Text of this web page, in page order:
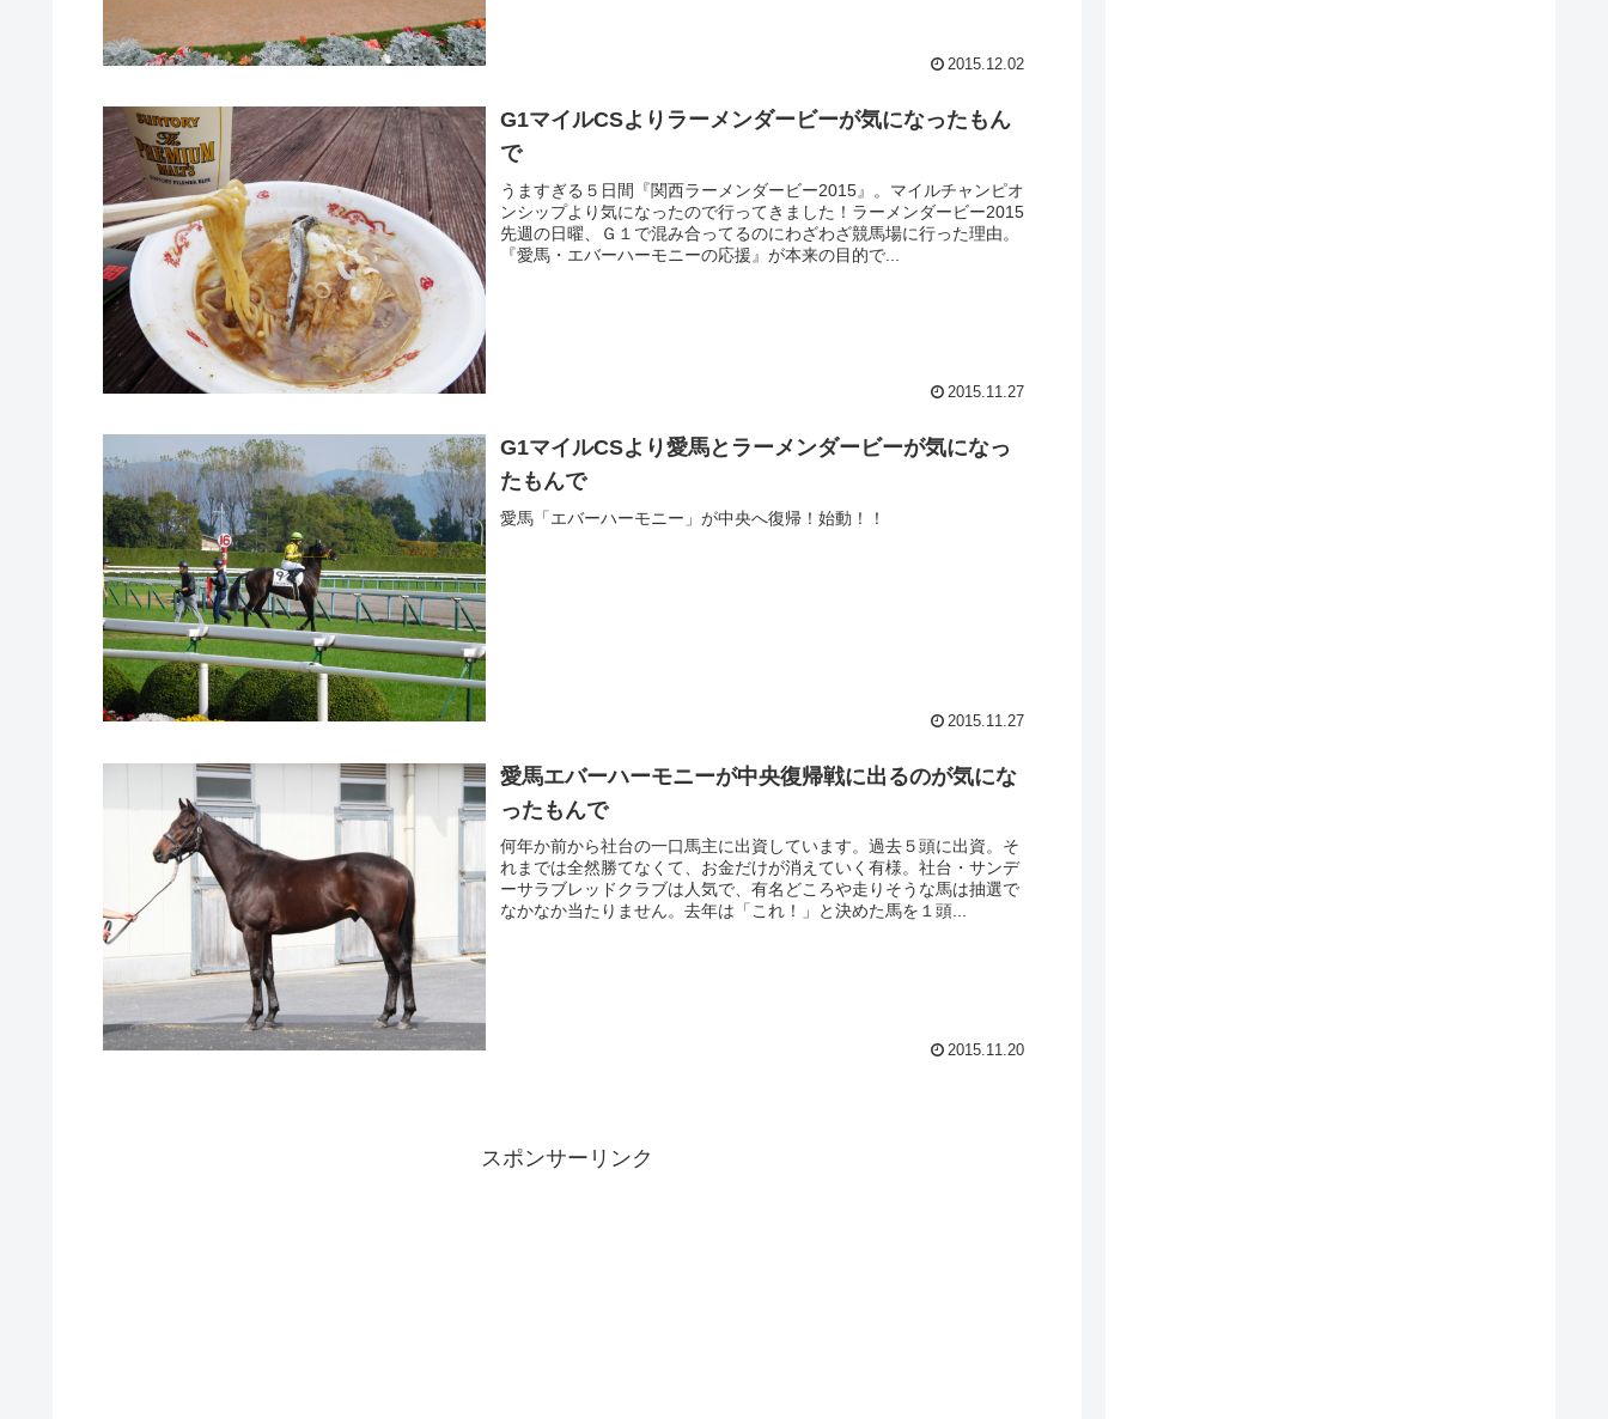
2015.12.02
G1マイルCSよりラーメンダービーが気になったもん
で
うますぎる５日間『関西ラーメンダービー2015』。マイルチャンピオ
ンシップより気になったので行ってきました！ラーメンダービー2015
先週の日曜、Ｇ１で混み合ってるのにわざわざ競馬場に行った理由。
『愛馬・エバーハーモニーの応援』が本来の目的で...
2015.11.27
G1マイルCSより愛馬とラーメンダービーが気になっ
たもんで
愛馬「エバーハーモニー」が中央へ復帰！始動！！
2015.11.27
愛馬エバーハーモニーが中央復帰戦に出るのが気にな
ったもんで
何年か前から社台の一口馬主に出資しています。過去５頭に出資。そ
れまでは全然勝てなくて、お金だけが消えていく有様。社台・サンデ
ーサラブレッドクラブは人気で、有名どころや走りそうな馬は抽選で
なかなか当たりません。去年は「これ！」と決めた馬を１頭...
2015.11.20
スポンサーリンク